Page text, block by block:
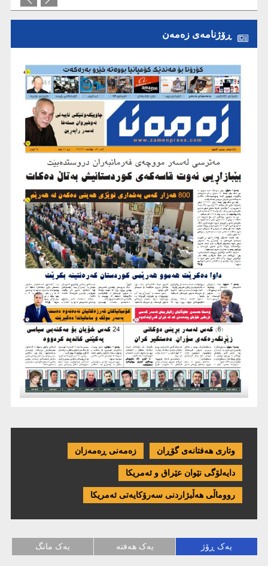
ڕۆژنامەی زەمەن
وتاری هەفتانەی گۆڕان زەمەنی ڕەمەزان
دایەلۆگی نێوان عێراق و ئەمریكا
رووماڵی هەڵبژاردنی سەرۆکایەتی ئەمریکا
یەک ڕۆژ یەک هەفتە یەک مانگ